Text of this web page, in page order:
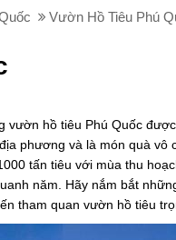
Vườn Hồ Tiêu Phú
vườn hồ tiêu Phú Quốc
phương và là món quà vô
tấn tiêu với mùa thu
năm. Hãy nắm bắt
tham quan vườn hồ tiêu